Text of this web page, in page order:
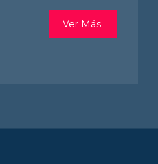
Ver Más